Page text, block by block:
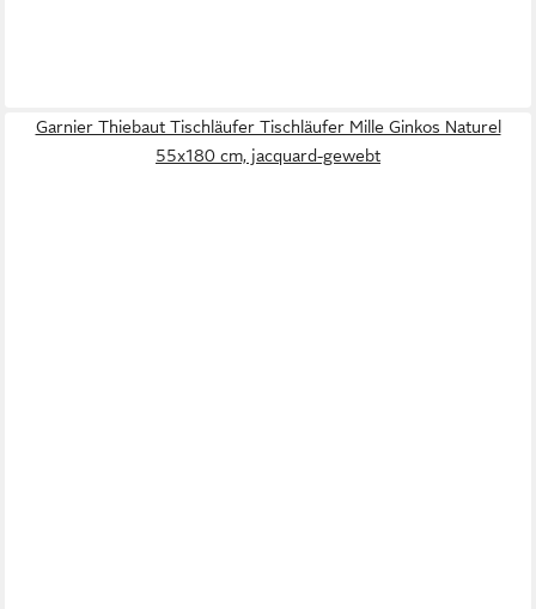
Garnier Thiebaut Tischläufer Tischläufer Mille Ginkos Naturel
55x180 cm, jacquard-gewebt